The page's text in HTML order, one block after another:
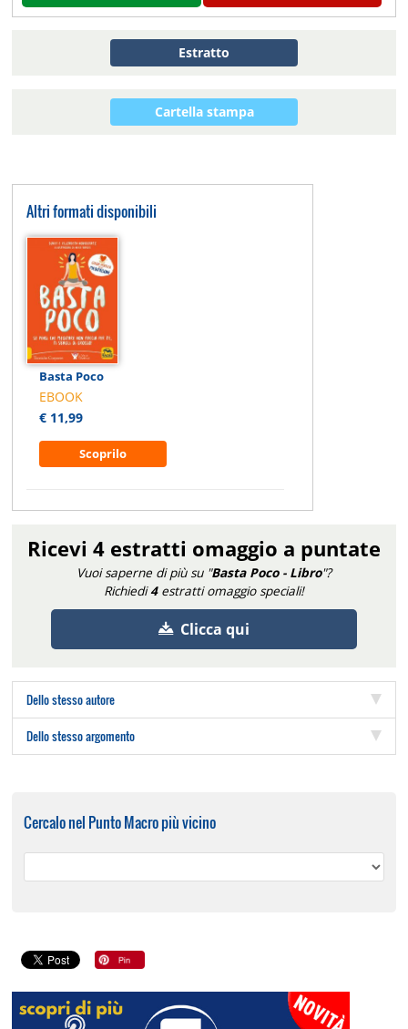
Estratto
Cartella stampa
Altri formati disponibili
Basta Poco
EBOOK
€ 11,99
Scoprilo
Ricevi 4 estratti omaggio a puntate
Vuoi saperne di più su "Basta Poco - Libro"?
Richiedi4estratti omaggio speciali!
Clicca qui
Dello stesso autore
Dello stesso argomento
Cercalo nel Punto Macro più vicino